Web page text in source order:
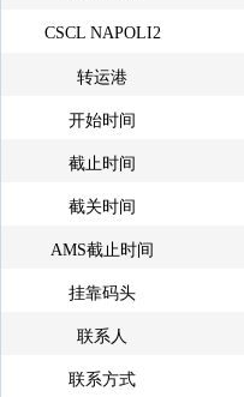
CSCL NAPOLI2
转运港
开始时间
截止时间
截关时间
AMS截止时间
挂靠码头
联系人
联系方式